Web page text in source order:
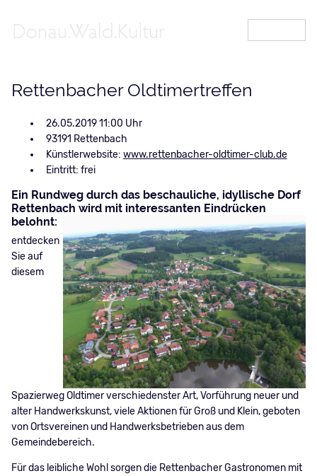
Rettenbacher Oldtimertreffen
26.05.2019 11:00
93191 Rettenbach
Künstlerwebsite: www.rettenbacher-oldtimer-club.de
Eintritt: frei
Ein Rundweg durch das beschauliche, idyllische Dorf
Rettenbach wird mit interessanten Eindrücken
belohnt:
entdecken
Sie auf
diesem
Spazierweg Oldtimer verschiedenster Art, Vorführung neuer und
alter Handwerkskunst, viele Aktionen für Groß und Klein, geboten
von Ortsvereinen und Handwerksbetrieben aus dem
Gemeindebereich.
Für das leibliche Wohl sorgen die Rettenbacher Gastronomen mit